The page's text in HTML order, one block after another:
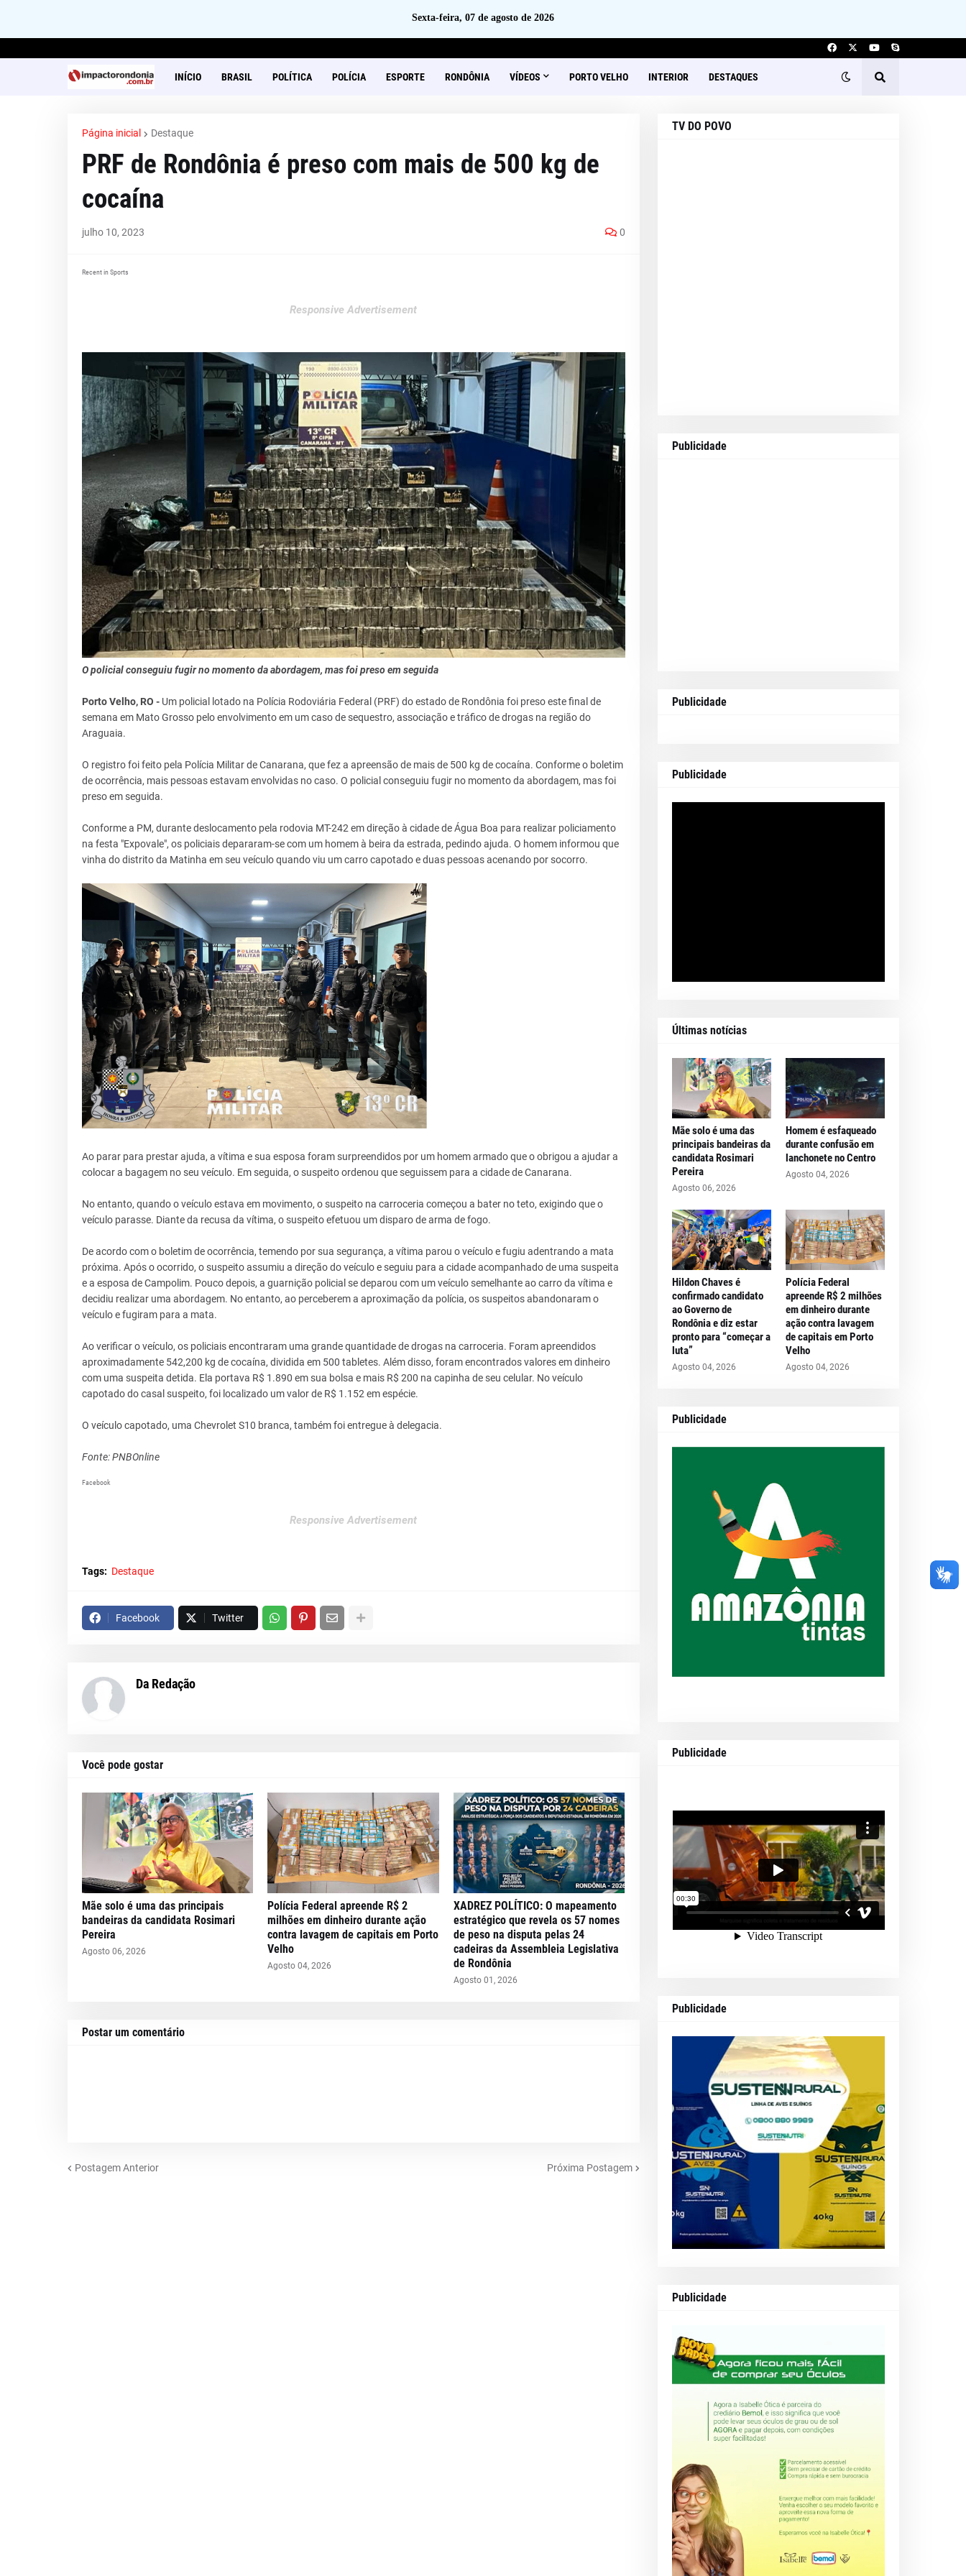
Sexta-feira, 07 de agosto de 2026
INÍCIO BRASIL POLÍTICA POLÍCIA ESPORTE RONDÔNIA VÍDEOS PORTO VELHO INTERIOR DESTAQUES
Página inicial Destaque
PRF de Rondônia é preso com mais de 500 kg de
cocaína
julho 10, 2023 0
Recent in Sports
Responsive Advertisement
O policial conseguiu fugir no momento da abordagem, mas foi preso em seguida
Porto Velho, RO - Um policial lotado na Polícia Rodoviária Federal (PRF) do estado de Rondônia foi preso este final de
semana em Mato Grosso pelo envolvimento em um caso de sequestro, associação e tráfico de drogas na região do
Araguaia.
O registro foi feito pela Polícia Militar de Canarana, que fez a apreensão de mais de 500 kg de cocaína. Conforme o boletim
de ocorrência, mais pessoas estavam envolvidas no caso. O policial conseguiu fugir no momento da abordagem, mas foi
preso em seguida.
Conforme a PM, durante deslocamento pela rodovia MT-242 em direção à cidade de Água Boa para realizar policiamento
na festa "Expovale", os policiais depararam-se com um homem à beira da estrada, pedindo ajuda. O homem informou que
vinha do distrito da Matinha em seu veículo quando viu um carro capotado e duas pessoas acenando por socorro.
Ao parar para prestar ajuda, a vítima e sua esposa foram surpreendidos por um homem armado que o obrigou a ajudar a
colocar a bagagem no seu veículo. Em seguida, o suspeito ordenou que seguissem para a cidade de Canarana.
No entanto, quando o veículo estava em movimento, o suspeito na carroceria começou a bater no teto, exigindo que o
veículo parasse. Diante da recusa da vítima, o suspeito efetuou um disparo de arma de fogo.
De acordo com o boletim de ocorrência, temendo por sua segurança, a vítima parou o veículo e fugiu adentrando a mata
próxima. Após o ocorrido, o suspeito assumiu a direção do veículo e seguiu para a cidade acompanhado de uma suspeita
e a esposa de Campolim. Pouco depois, a guarnição policial se deparou com um veículo semelhante ao carro da vítima e
decidiu realizar uma abordagem. No entanto, ao perceberem a aproximação da polícia, os suspeitos abandonaram o
veículo e fugiram para a mata.
Ao verificar o veículo, os policiais encontraram uma grande quantidade de drogas na carroceria. Foram apreendidos
aproximadamente 542,200 kg de cocaína, dividida em 500 tabletes. Além disso, foram encontrados valores em dinheiro
com uma suspeita detida. Ela portava R$ 1.890 em sua bolsa e mais R$ 200 na capinha de seu celular. No veículo
capotado do casal suspeito, foi localizado um valor de R$ 1.152 em espécie.
O veículo capotado, uma Chevrolet S10 branca, também foi entregue à delegacia.
Fonte: PNBOnline
Facebook
Responsive Advertisement
Tags: Destaque
Facebook Twitter
Da Redação
Você pode gostar
Mãe solo é uma das principais
bandeiras da candidata Rosimari
Pereira
Agosto 06, 2026
Polícia Federal apreende R$ 2
milhões em dinheiro durante ação
contra lavagem de capitais em Porto
Velho
Agosto 04, 2026
XADREZ POLÍTICO: O mapeamento
estratégico que revela os 57 nomes
de peso na disputa pelas 24
cadeiras da Assembleia Legislativa
de Rondônia
Agosto 01, 2026
Postar um comentário
Postagem Anterior Próxima Postagem
TV DO POVO
Publicidade
Publicidade
Publicidade
Últimas notícias
Mãe solo é uma das
principais bandeiras da
candidata Rosimari
Pereira
Agosto 06, 2026
Homem é esfaqueado
durante confusão em
lanchonete no Centro
Agosto 04, 2026
Hildon Chaves é
confirmado candidato
ao Governo de
Rondônia e diz estar
pronto para “começar a
luta”
Agosto 04, 2026
Polícia Federal
apreende R$ 2 milhões
em dinheiro durante
ação contra lavagem
de capitais em Porto
Velho
Agosto 04, 2026
Publicidade
Publicidade
Publicidade
Publicidade